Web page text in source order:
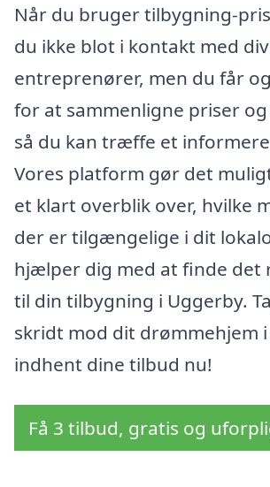
Når du bruger tilbygning-
du ikke blot i kontakt med
entreprenører, men du får
for at sammenligne priser
så du kan træffe et
Vores platform gør det
et klart overblik over, hvilke
der er tilgængelige i dit
hjælper dig med at finde det
til din tilbygning i Uggerby.
skridt mod dit drømmehjem
indhent dine tilbud nu!
Få 3 tilbud, gratis og